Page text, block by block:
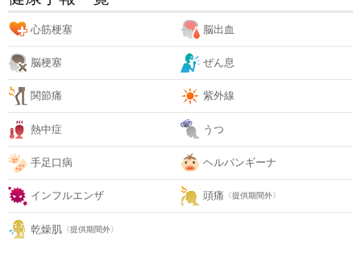
心筋梗塞 脳出血
脳梗塞 ぜん息
関節痛 紫外線
熱中症 うつ
手足口病 ヘルパンギーナ
インフルエンザ 頭痛 〈提供期間外〉
乾燥肌 〈提供期間外〉